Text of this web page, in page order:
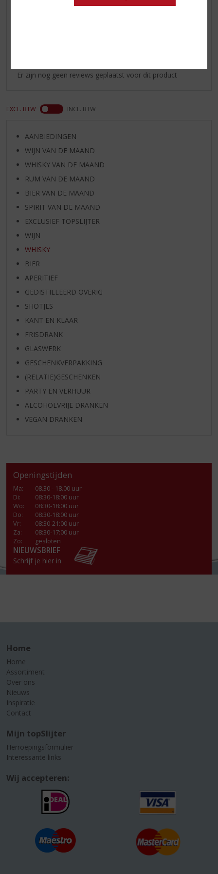
Er zijn nog geen reviews geplaatst voor dit product
EXCL. BTW INCL. BTW
AANBIEDINGEN
WIJN VAN DE MAAND
WHISKY VAN DE MAAND
RUM VAN DE MAAND
BIER VAN DE MAAND
SPIRIT VAN DE MAAND
EXCLUSIEF TOPSLIJTER
WIJN
WHISKY
BIER
APERITIEF
GEDISTILLEERD OVERIG
SHOTJES
KANT EN KLAAR
FRISDRANK
GLASWERK
GESCHENKVERPAKKING
(RELATIE)GESCHENKEN
PARTY EN VERHUUR
ALCOHOLVRIJE DRANKEN
VEGAN DRANKEN
Openingstijden
Ma:
08.30 - 18.00 uur
Di:
08:30-18:00 uur
Wo:
08:30-18:00 uur
Do:
08:30-18:00 uur
Vr:
08:30-21:00 uur
Za:
08:30-17:00 uur
Zo:
gesloten
NIEUWSBRIEF
Schrijf je hier in
Home
Home
Assortiment
Over ons
Nieuws
Inspiratie
Contact
Mijn topSlijter
Herroepingsformulier
Interessante links
Wij accepteren: